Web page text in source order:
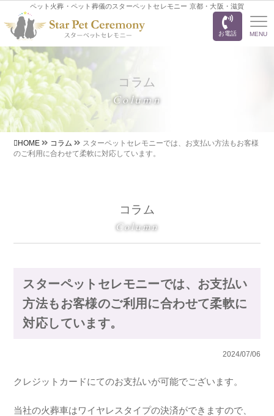
ペット火葬・ペット葬儀のスターペットセレモニー 京都・大阪・滋賀
お電話 MENU
コラム
Column
HOME コラム
スターペットセレモニーでは、お支払い方法もお客様
のご利用に合わせて柔軟に対応しています。
コラム
Column
スターペットセレモニーでは、お支払い
方法もお客様のご利用に合わせて柔軟に
対応しています。
2024/07/06
クレジットカードにてのお支払いが可能でございます。
当社の火葬車はワイヤレスタイプの決済ができますので、